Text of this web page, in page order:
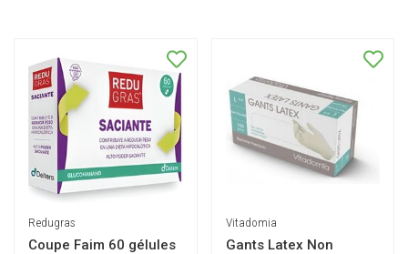
Redugras
Coupe Faim 60 gélules
Vitadomia
Gants Latex Non